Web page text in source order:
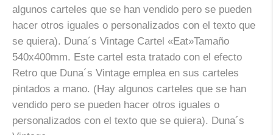
algunos carteles que se han vendido pero se pueden
hacer otros iguales o personalizados con el texto que
se quiera). Duna´s Vintage Cartel «Eat»Tamaño
540x400mm. Este cartel esta tratado con el efecto
Retro que Duna´s Vintage emplea en sus carteles
pintados a mano. (Hay algunos carteles que se han
vendido pero se pueden hacer otros iguales o
personalizados con el texto que se quiera). Duna´s